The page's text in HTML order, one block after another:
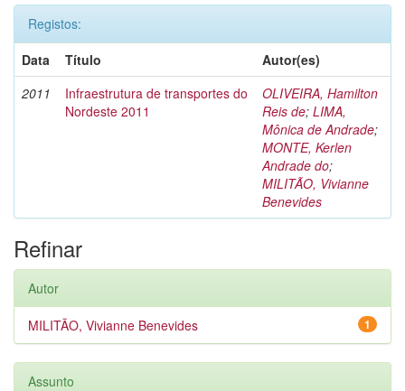
Registos:
Data
Título
Autor(es)
2011
Infraestrutura de transportes do
Nordeste 2011
OLIVEIRA, Hamilton
Reis de; LIMA,
Mônica de Andrade;
MONTE, Kerlen
Andrade do;
MILITÃO, Vivianne
Benevides
Refinar
Autor
1
MILITÃO, Vivianne Benevides
Assunto